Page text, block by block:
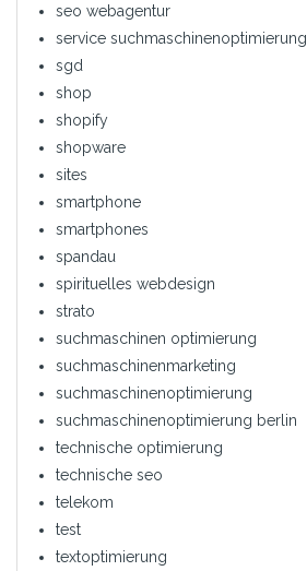
seo webagentur
service suchmaschinenoptimierung
sgd
shop
shopify
shopware
sites
smartphone
smartphones
spandau
spirituelles webdesign
strato
suchmaschinen optimierung
suchmaschinenmarketing
suchmaschinenoptimierung
suchmaschinenoptimierung berlin
technische optimierung
technische seo
telekom
test
textoptimierung